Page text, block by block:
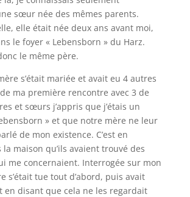
sœur née des mêmes parents.
elle était née deux ans avant moi,
le foyer « Lebensborn » du Harz.
le même père.
s’était mariée et avait eu 4 autres
ma première rencontre avec 3 de
et sœurs j’appris que j’étais un
» et que notre mère ne leur
de mon existence. C’est en
maison qu’ils avaient trouvé des
me concernaient. Interrogée sur mon
s’était tue tout d’abord, puis avait
en disant que cela ne les regardait